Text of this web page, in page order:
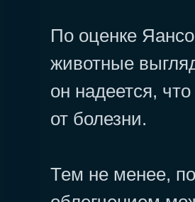
По оценке
животные
он надеется,
от болезни.
Тем не менее,